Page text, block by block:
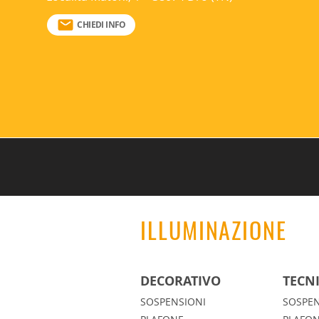
CHIEDI INFO
ILLUMINAZIONE
DECORATIVO
SOSPENSIONI